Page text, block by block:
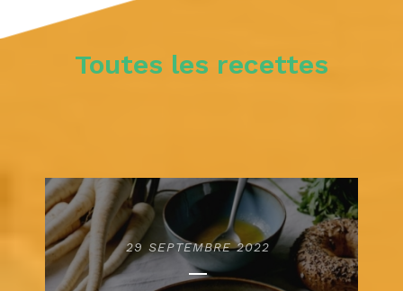
Toutes les recettes
29 SEPTEMBRE 2022